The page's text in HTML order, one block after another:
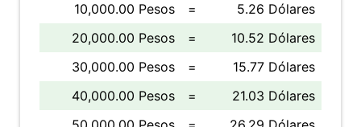
10,000.00 Pesos
=
5.26 Dólares
20,000.00 Pesos
=
10.52 Dólares
30,000.00 Pesos
=
15.77 Dólares
40,000.00 Pesos
=
21.03 Dólares